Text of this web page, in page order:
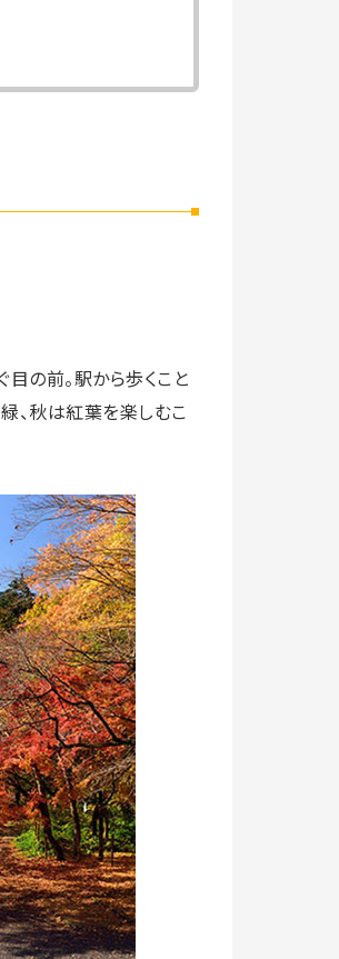
の前。駅から歩くこと
、秋は紅葉を楽しむこ